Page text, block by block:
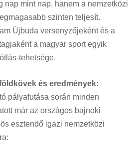
nap mint nap, hanem a nemzetközi
szinten teljesít.
Újbuda versenyzőjeként és a
a magyar sport egyik
tehetsége.
és eredmények:
pályafutása során minden
már az országos bajnoki
esztendő igazi nemzetközi
: